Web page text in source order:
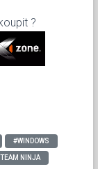
?
#WINDOWS
NINJA